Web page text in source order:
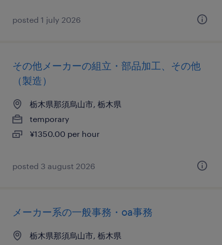
posted 1 july 2026
その他メーカーの組立・部品加工、その他
（製造）
栃木県那須烏山市, 栃木県
temporary
¥1350.00 per hour
posted 3 august 2026
メーカー系の一般事務・oa事務
栃木県那須烏山市, 栃木県